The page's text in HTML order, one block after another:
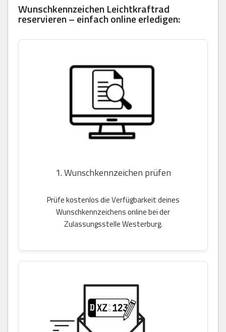
Wunschkennzeichen Leichtkraftrad
reservieren – einfach online erledigen:
1. Wunschkennzeichen prüfen
Prüfe kostenlos die Verfügbarkeit deines
Wunschkennzeichens online bei der
Zulassungsstelle Westerburg.